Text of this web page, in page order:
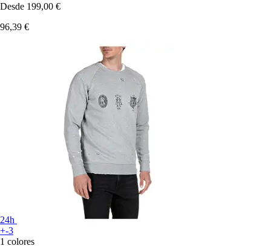
Desde 199,00 €
96,39 €
24h
+-3
1 colores